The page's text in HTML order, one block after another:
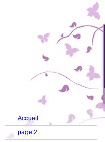
Accueil
page 2